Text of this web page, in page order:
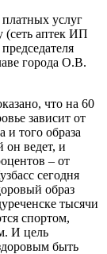
услуг
(сеть аптек ИП
города О.В.
что на 60
зависит от
и того образа
он ведет, и
– от
сегодня
образ
тысячи
спортом,
И цель
быть